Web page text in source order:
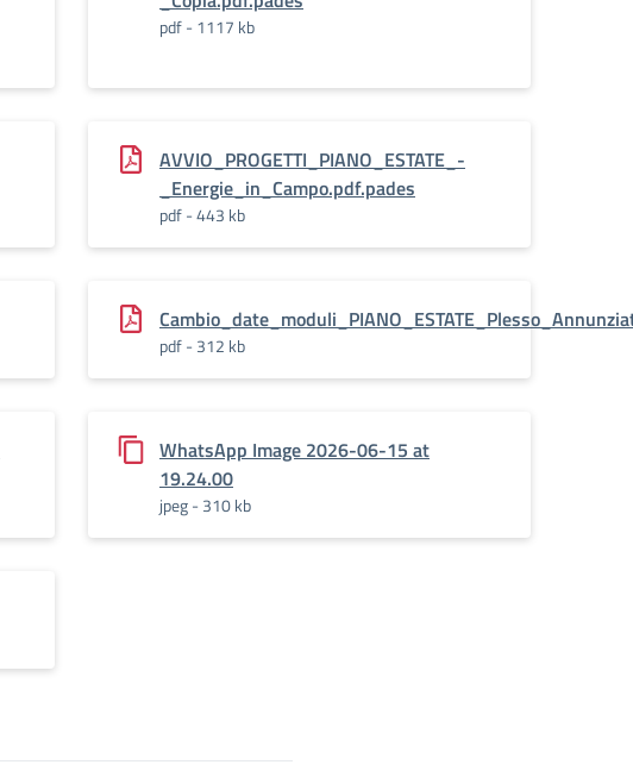
pdf - 1117 kb
AVVIO_PROGETTI_PIANO_ESTATE_-
_Energie_in_Campo.pdf.pades
pdf - 443 kb
pdf - 312 kb
WhatsApp Image 2026-06-15 at
19.24.00
jpeg - 310 kb